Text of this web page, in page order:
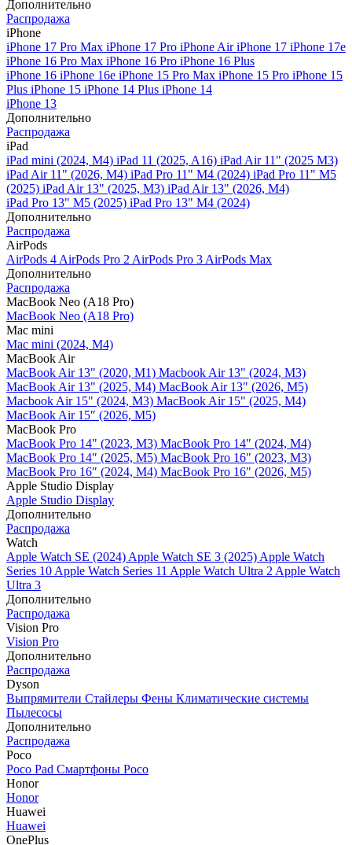
Дополнительно
Распродажа
iPhone
iPhone 17 Pro Max iPhone 17 Pro iPhone AiriPhone 17 iPhone 17e
iPhone 16 Pro Max iPhone 16 Pro iPhone 16 Plus
iPhone 16 iPhone 16e iPhone 15 Pro Max iPhone 15 Pro iPhone 15
Plus iPhone 15 iPhone 14 Plus iPhone 14
iPhone 13
Дополнительно
Распродажа
iPad
iPad mini (2024, M4) iPad 11 (2025, A16) iPad Air 11" (2025 M3)
iPad Air 11" (2026, M4) iPad Pro 11" M4 (2024) iPad Pro 11" M5
(2025) iPad Air 13" (2025, M3) iPad Air 13" (2026, M4)
iPad Pro 13" M5 (2025) iPad Pro 13" M4 (2024)
Дополнительно
Распродажа
AirPods
AirPods 4 AirPods Pro 2 AirPods Pro 3 AirPods Max
Дополнительно
Распродажа
MacBook Neo (A18 Pro)
MacBook Neo (A18 Pro)
Mac mini
Mac mini (2024, M4)
MacBook Air
MacBook Air 13" (2020, M1) Macbook Air 13" (2024, M3)
MacBook Air 13" (2025, M4) MacBook Air 13″ (2026, M5)
Macbook Air 15" (2024, M3) MacBook Air 15" (2025, M4)
MacBook Air 15″ (2026, M5)
MacBook Pro
MacBook Pro 14" (2023, M3) MacBook Pro 14″ (2024, M4)
MacBook Pro 14″ (2025, M5) MacBook Pro 16" (2023, M3)
MacBook Pro 16″ (2024, M4) MacBook Pro 16" (2026, M5)
Apple Studio Display
Apple Studio Display
Дополнительно
Распродажа
Watch
Apple Watch SE (2024) Apple Watch SE 3 (2025) Apple Watch
Series 10 Apple Watch Series 11 Apple Watch Ultra 2 Apple Watch
Ultra 3
Дополнительно
Распродажа
Vision Pro
Vision Pro
Дополнительно
Распродажа
Dyson
Выпрямители Стайлеры Фены Климатические системы
Пылесосы
Дополнительно
Распродажа
Poco
Poco Pad Смартфоны Poco
Honor
Honor
Huawei
Huawei
OnePlus